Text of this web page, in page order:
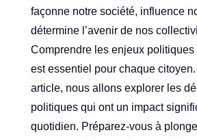
façonne notre société, influence
détermine l’avenir de nos
Comprendre les enjeux politiques
est essentiel pour chaque
article, nous allons explorer les
politiques qui ont un impact
quotidien. Préparez-vous à